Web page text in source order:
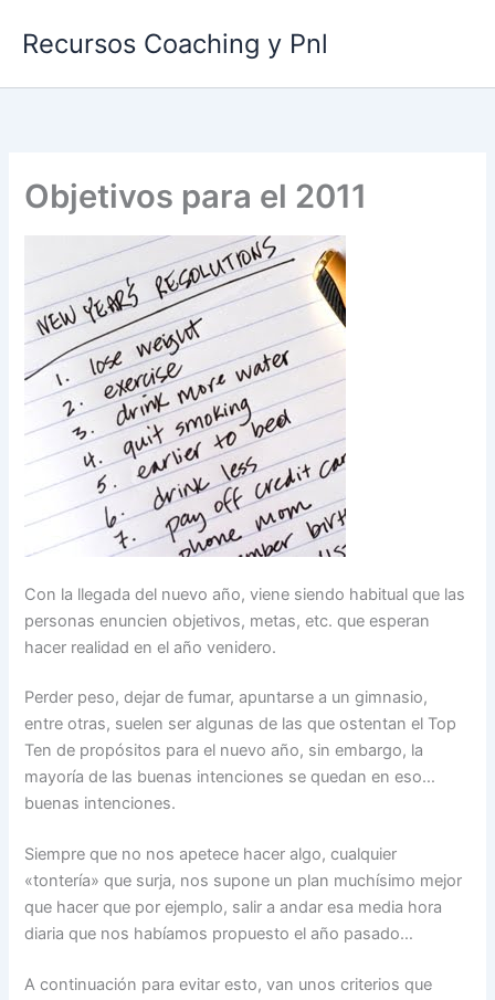
Recursos Coaching y Pnl
Objetivos para el 2011
Con la llegada del nuevo año, viene siendo habitual que las
personas enuncien objetivos, metas, etc. que esperan
hacer realidad en el año venidero.
Perder peso, dejar de fumar, apuntarse a un gimnasio,
entre otras, suelen ser algunas de las que ostentan el Top
Ten de propósitos para el nuevo año, sin embargo, la
mayoría de las buenas intenciones se quedan en eso…
buenas intenciones.
Siempre que no nos apetece hacer algo, cualquier
«tontería» que surja, nos supone un plan muchísimo mejor
que hacer que por ejemplo, salir a andar esa media hora
diaria que nos habíamos propuesto el año pasado…
A continuación para evitar esto, van unos criterios que